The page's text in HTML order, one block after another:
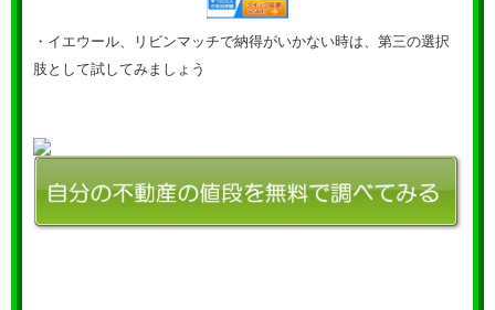
・イエウール、リビンマッチで納得がいかない時は、第三の選択
肢として試してみましょう